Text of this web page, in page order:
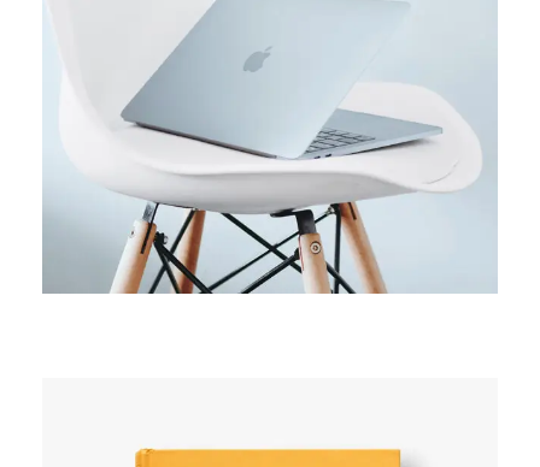
ORIGINAL
Usability test